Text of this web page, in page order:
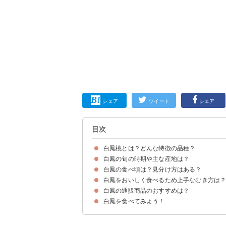
シェア ツイート シェア
目次
白鳳桃とは？どんな特徴の品種？
白鳳は「白桃」と「橘早生」の交配した桃の品種
白鳳の味わい
白鳳の値段
白鳳の旬の時期や主な産地は？
白鳳の旬の時期は7月下旬〜8月
白鳳の産地
白鳳の食べ頃は？見分け方はある？
白鳳をおいしく食べるため上手なむき方は？
①湯むきが安全でおすすめ
②包丁でむくのもあり
白鳳の通販商品のおすすめは？
①あら川の桃(22,000円)
②山梨県産朝採れ桃２kg(10,000円)
③岡山県産白鳳桃(9,580円)
白鳳を食べてみよう！